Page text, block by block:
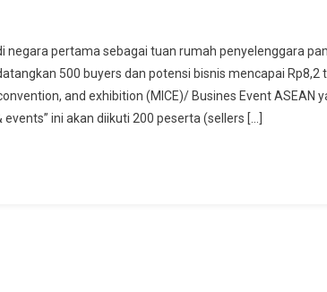
negara pertama sebagai tuan rumah penyelenggara
500 buyers dan potensi bisnis mencapai Rp8,2
and exhibition (MICE)/ Busines Event ASEAN
ini akan diikuti 200 peserta (sellers […]